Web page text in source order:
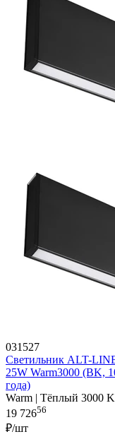
031527
Светильник ALT-
25W Warm3000 (BK,
года)
Warm | Тёплый 3000 K
19 72656
₽/шт